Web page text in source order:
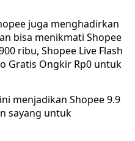
juga menghadirkan
bisa menikmati Shopee
ribu, Shopee Live Flash
Gratis Ongkir Rp0 untuk
menjadikan Shopee 9.9
sayang untuk